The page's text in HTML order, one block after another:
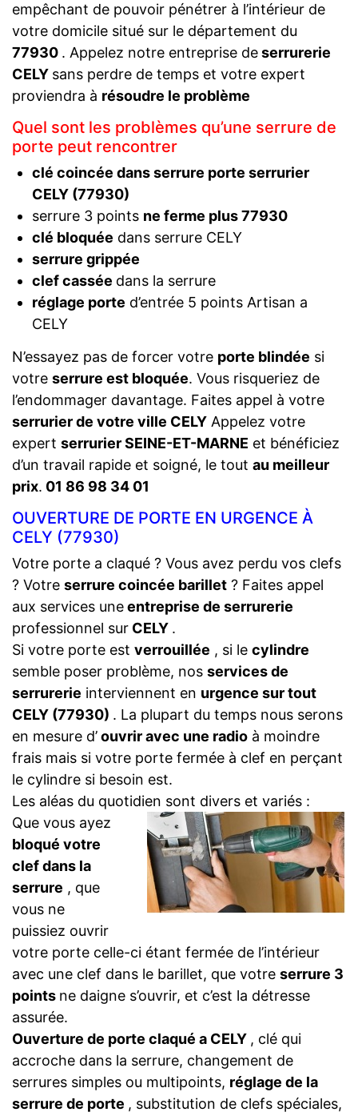
empêchant de pouvoir pénétrer à l’intérieur de
votre domicile situé sur le département du
77930 . Appelez notre entreprise deserrurerie
CELY sans perdre de temps et votre expert
proviendra à résoudre le problème
Quel sont les problèmes qu’une serrure de
porte peut rencontrer
clé coincée dans serrure porte serrurier
CELY (77930)
serrure 3 points ne ferme plus 77930
clé bloquée dans serrure CELY
serrure grippée
clef cassée dans la serrure
réglage porte d’entrée 5 points Artisan a
CELY
N’essayez pas de forcer votre porte blindée si
votre serrure est bloquée. Vous risqueriez de
l’endommager davantage. Faites appel à votre
serrurier de votre ville CELY Appelez votre
expert serrurier SEINE-ET-MARNE et bénéficiez
d’un travail rapide et soigné, le tout au meilleur
prix. 01 86 98 34 01
OUVERTURE DE PORTE EN URGENCE À
CELY (77930)
Votre porte a claqué ? Vous avez perdu vos clefs
? Votre serrure coincée barillet ? Faites appel
aux services uneentreprise de serrurerie
professionnel sur CELY .
Si votre porte est verrouillée , si le cylindre
semble poser problème, nos services de
serrurerie interviennent en urgence sur tout
CELY (77930) . La plupart du temps nous serons
en mesure d’ouvrir avec une radio à moindre
frais mais si votre porte fermée à clef en perçant
le cylindre si besoin est.
Les aléas du quotidien sont divers et variés :
Que vous ayez
bloqué votre
clef dans la
serrure , que
vous ne
puissiez ouvrir
votre porte celle-ci étant fermée de l’intérieur
avec une clef dans le barillet, que votre serrure 3
points ne daigne s’ouvrir, et c’est la détresse
assurée.
Ouverture de porte claqué a CELY , clé qui
accroche dans la serrure, changement de
serrures simples ou multipoints, réglage de la
serrure de porte , substitution de clefs spéciales,